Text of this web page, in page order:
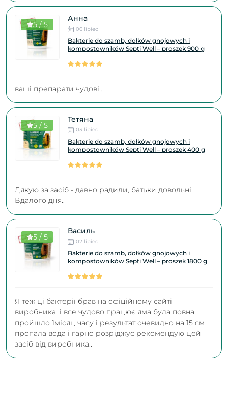
5 / 5
Анна
06 lipiec
Bakterie do szamb, dołków gnojowych i
kompostowników Septi Well – proszek 900 g
ваші препарати чудові..
5 / 5
Тетяна
03 lipiec
Bakterie do szamb, dołków gnojowych i
kompostowników Septi Well – proszek 400 g
Дякую за засіб - давно радили, батьки довольні.
Вдалого дня..
5 / 5
Василь
02 lipiec
Bakterie do szamb, dołków gnojowych i
kompostowników Septi Well – proszek 1800 g
Я теж ці бактерії брав на офіційному сайті
виробника ,і все чудово працює яма була повна
пройшло 1місяц часу і результат очевидно на 15 см
пропала вода і гарно розріджує рекомендую цей
засіб від виробника..